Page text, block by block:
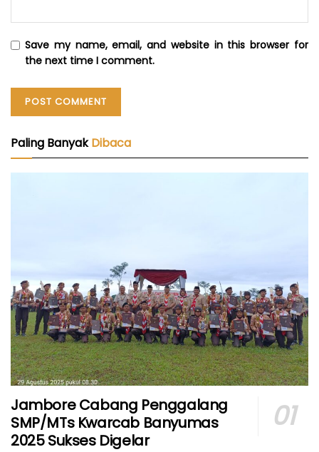
Save my name, email, and website in this browser for
the next time I comment.
Paling BanyakDibaca
Jambore Cabang Penggalang
SMP/MTs Kwarcab Banyumas
2025 Sukses Digelar